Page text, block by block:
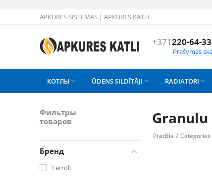
APKURES SISTĒMAS | APKURES KATLI
+371220-64-
Prašymas
КОТЛЫ  ŪDENS SILDĪTĀJI  RADIATORI 
Фильтры
товаров
Бренд
Ferroli
Granulu
Pradžia / Categories